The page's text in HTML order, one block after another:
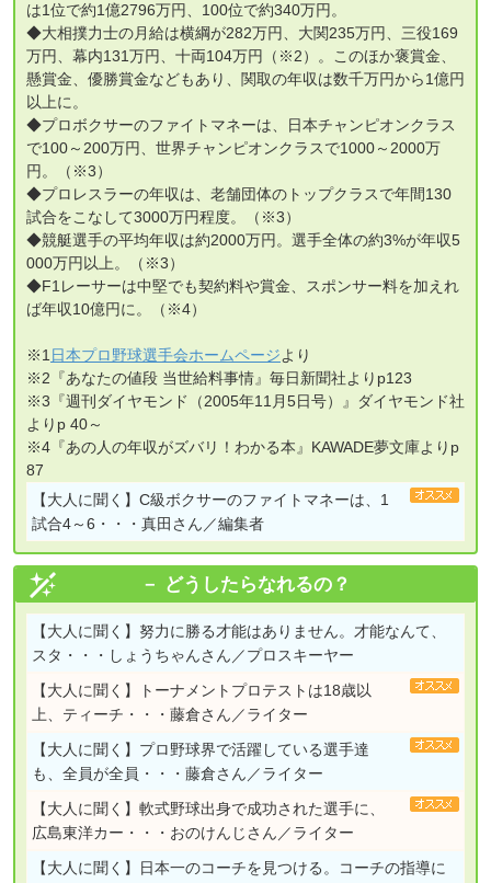
は1位で約1億2796万円、100位で約340万円。
◆大相撲力士の月給は横綱が282万円、大関235万円、三役169
万円、幕内131万円、十両104万円（※2）。このほか褒賞金、
懸賞金、優勝賞金などもあり、関取の年収は数千万円から1億円
以上に。
◆プロボクサーのファイトマネーは、日本チャンピオンクラス
で100～200万円、世界チャンピオンクラスで1000～2000万
円。（※3）
◆プロレスラーの年収は、老舗団体のトップクラスで年間130
試合をこなして3000万円程度。（※3）
◆競艇選手の平均年収は約2000万円。選手全体の約3%が年収5
000万円以上。（※3）
◆F1レーサーは中堅でも契約料や賞金、スポンサー料を加えれ
ば年収10億円に。（※4）
※1日本プロ野球選手会ホームページより
※2『あなたの値段 当世給料事情』毎日新聞社よりp123
※3『週刊ダイヤモンド（2005年11月5日号）』ダイヤモンド社
よりp 40～
※4『あの人の年収がズバリ！わかる本』KAWADE夢文庫よりp
87
【大人に聞く】 C級ボクサーのファイトマネーは、1
試合4～6・・・真田さん／編集者
どうしたらなれるの？
【大人に聞く】 努力に勝る才能はありません。才能なんて、
スタ・・・しょうちゃんさん／プロスキーヤー
【大人に聞く】
トーナメントプロテストは18歳以
上、ティーチ・・・藤倉さん／ライター
【大人に聞く】 プロ野球界で活躍している選手達
も、全員が全員・・・藤倉さん／ライター
【大人に聞く】 軟式野球出身で成功された選手に、
広島東洋カー・・・おのけんじさん／ライター
【大人に聞く】
日本一のコーチを見つける。コーチの指導に